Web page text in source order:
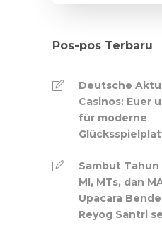
Pos-pos Terbaru
Deutsche
Casinos: Euer
für moderne
Sambut Tahun
MI, MTs, dan
Upacara
Reyog Santri